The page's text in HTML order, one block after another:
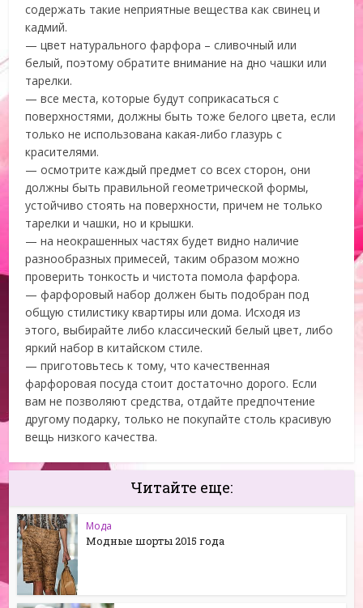
содержать такие неприятные вещества как свинец и
кадмий.
— цвет натурального фарфора – сливочный или
белый, поэтому обратите внимание на дно чашки или
тарелки.
— все места, которые будут соприкасаться с
поверхностями, должны быть тоже белого цвета, если
только не использована какая-либо глазурь с
красителями.
— осмотрите каждый предмет со всех сторон, они
должны быть правильной геометрической формы,
устойчиво стоять на поверхности, причем не только
тарелки и чашки, но и крышки.
— на неокрашенных частях будет видно наличие
разнообразных примесей, таким образом можно
проверить тонкость и чистота помола фарфора.
— фарфоровый набор должен быть подобран под
общую стилистику квартиры или дома. Исходя из
этого, выбирайте либо классический белый цвет, либо
яркий набор в китайском стиле.
— приготовьтесь к тому, что качественная
фарфоровая посуда стоит достаточно дорого. Если
вам не позволяют средства, отдайте предпочтение
другому подарку, только не покупайте столь красивую
вещь низкого качества.
Читайте еще:
Мода
Модные шорты 2015 года